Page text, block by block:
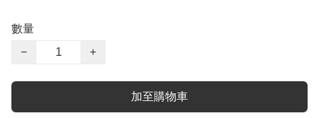
數量
−
+
加至購物車